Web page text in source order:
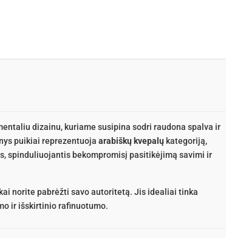
dizainu, kuriame susipina sodri raudona spalva ir
puikiai reprezentuoja arabiškų kvepalų kategoriją,
spinduliuojantis bekompromisį pasitikėjimą savimi ir
norite pabrėžti savo autoritetą. Jis idealiai tinka
ir išskirtinio rafinuotumo.